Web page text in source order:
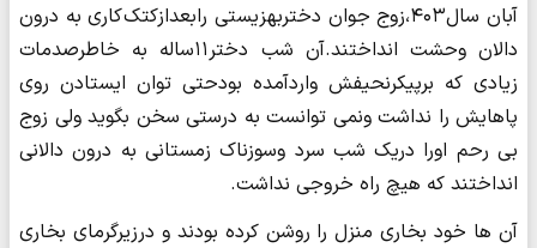
آبان سال۴۰۳،زوج جوان دختربهزیستی رابعدازکتک کاری به درون
دالان وحشت انداختند.آن شب دختر۱۱ساله به خاطرصدمات
زیادی که برپیکرنحیفش واردآمده بودحتی توان ایستادن روی
پاهایش را نداشت ونمی توانست به درستی سخن بگوید ولی زوج
بی رحم اورا دریک شب سرد وسوزناک زمستانی به درون دالانی
انداختند که هیچ راه خروجی نداشت.
آن ها خود بخاری منزل را روشن کرده بودند و درزیرگرمای بخاری